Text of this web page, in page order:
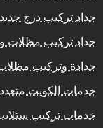
حداد تركيب درج
حداد تركيب مظلات و
حدادة وتركيب
خدمات الكويت
خدمات تركيب